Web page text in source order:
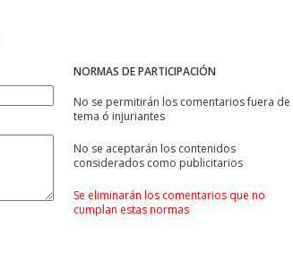
NORMAS DE PARTICIPACIÓN
No se permitirán los comentarios fuera de
tema ó injuriantes
No se aceptarán los contenidos
considerados como publicitarios
Se eliminarán los comentarios que no
cumplan estas normas